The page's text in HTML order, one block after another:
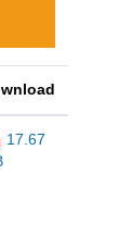
17.67